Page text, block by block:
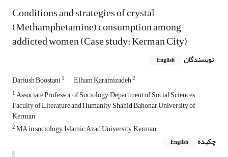
Conditions and strategies of crystal
(Methamphetamine) consumption among
addicted women (Case study: Kerman City)
نویسندگان English
Dariush Boostani1 Elham Karamizadeh2
1Associate Professor of Sociology, Department of Social Sciences.
Faculty of Literature and Humanity, Shahid Bahonar University of
Kerman
2MA in sociology, Islamic Azad University, Kerman
چکیده
English